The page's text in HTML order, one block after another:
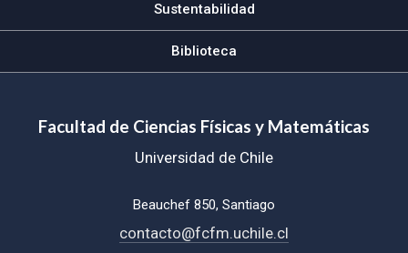
Sustentabilidad
Biblioteca
Facultad de Ciencias Físicas y Matemáticas
Universidad de Chile
Beauchef 850, Santiago
contacto@fcfm.uchile.cl